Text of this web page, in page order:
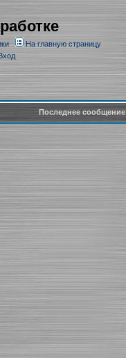
На главную страницу
Последнее сообщение